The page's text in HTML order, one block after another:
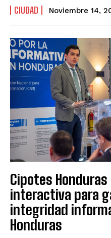
CIUDAD Noviembre 14,
Cipotes
interactiva para
integridad
Honduras